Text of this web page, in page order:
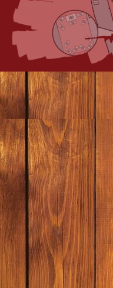
Zurück zum Seiteninhalt